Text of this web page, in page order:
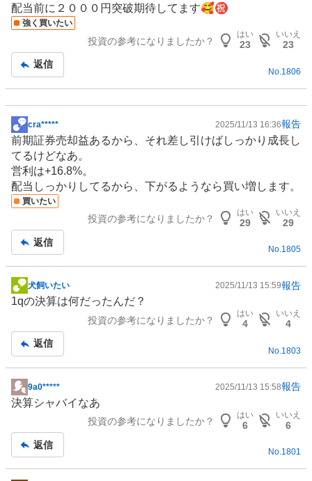
配当前に２０００円突破期待してます🥰㊗️
強く買いたい
投資の参考になりましたか？
はい
23
いいえ
23
返信
No. 1806
掲
示
板
記
事
cra***** 2025/11/13 16:36報告
前期証券売却益あるから、それ差し引けばしっかり成長し
てるけどなあ。
営利は+16.8%。
配当しっかりしてるから、下がるようなら買い増します。
買いたい
投資の参考になりましたか？
はい
29
いいえ
29
返信
No.1805
掲
示
事
犬飼いたい 2025/11/13 15:59報告
1qの決算は何だったんだ？
投資の参考になりましたか？
はい
4
いいえ
4
返信
No. 1803
掲
示
事
9a0***** 2025/11/13 15:58報告
決算シャバイなあ
投資の参考になりましたか？
はい
6
いいえ
6
返信
No.1801